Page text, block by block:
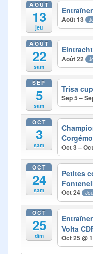
AOÛT
13
jeu
Août 13
AOÛT
22
sam
Août 22
SEP
5
sam
Trisa
Sep 5 –
OCT
3
sam Oct 3 –
OCT
24
sam
Petites
Oct 24
OCT
25
dim
Volta
Oct 25 @